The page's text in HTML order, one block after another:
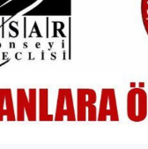
Yerel Haber
Akhisar Emlak
Ülke
Sektörel
Dünya